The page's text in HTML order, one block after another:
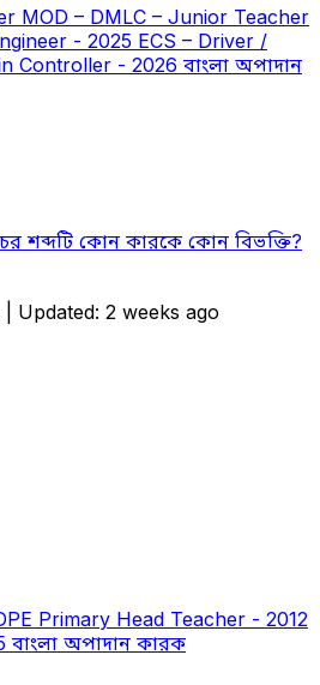
MOD – DMLC – Junior Teacher
- 2025 ECS – Driver /
Controller - 2026 বাংলা অপাদান
শব্দটি কোন কারকে কোন বিভক্তি?
Updated: 2 weeks ago
Primary Head Teacher - 2012
বাংলা অপাদান কারক